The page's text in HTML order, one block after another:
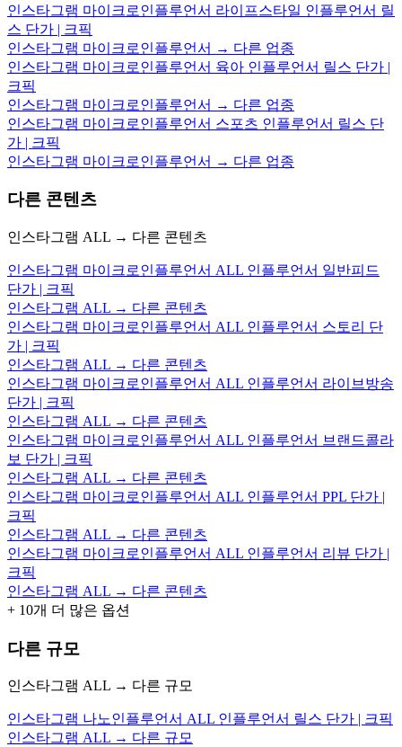
인스타그램 마이크로인플루언서 라이프스타일 인플루언서 릴
스 단가 | 크픽
인스타그램 마이크로인플루언서 → 다른 업종
인스타그램 마이크로인플루언서 육아 인플루언서 릴스 단가 |
크픽
인스타그램 마이크로인플루언서 → 다른 업종
인스타그램 마이크로인플루언서 스포츠 인플루언서 릴스 단
가 | 크픽
인스타그램 마이크로인플루언서 → 다른 업종
다른 콘텐츠
인스타그램 ALL → 다른 콘텐츠
인스타그램 마이크로인플루언서 ALL 인플루언서 일반피드
단가 | 크픽
인스타그램 ALL → 다른 콘텐츠
인스타그램 마이크로인플루언서 ALL 인플루언서 스토리 단
가 | 크픽
인스타그램 ALL → 다른 콘텐츠
인스타그램 마이크로인플루언서 ALL 인플루언서 라이브방송
단가 | 크픽
인스타그램 ALL → 다른 콘텐츠
인스타그램 마이크로인플루언서 ALL 인플루언서 브랜드콜라
보 단가 | 크픽
인스타그램 ALL → 다른 콘텐츠
인스타그램 마이크로인플루언서 ALL 인플루언서 PPL 단가 |
크픽
인스타그램 ALL → 다른 콘텐츠
인스타그램 마이크로인플루언서 ALL 인플루언서 리뷰 단가 |
크픽
인스타그램 ALL → 다른 콘텐츠
+ 10개 더 많은 옵션
다른 규모
인스타그램 ALL → 다른 규모
인스타그램 나노인플루언서 ALL 인플루언서 릴스 단가 | 크픽
인스타그램 ALL → 다른 규모